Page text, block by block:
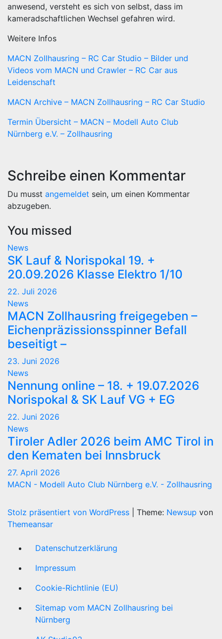
anwesend, versteht es sich von selbst, dass im
kameradschaftlichen Wechsel gefahren wird.
Weitere Infos
MACN Zollhausring – RC Car Studio – Bilder und
Videos vom MACN und Crawler – RC Car aus
Leidenschaft
MACN Archive – MACN Zollhausring – RC Car Studio
Termin Übersicht – MACN – Modell Auto Club
Nürnberg e.V. – Zollhausring
Schreibe einen Kommentar
Du musst angemeldet sein, um einen Kommentar
abzugeben.
You missed
News
SK Lauf & Norispokal 19. +
20.09.2026 Klasse Elektro 1/10
22. Juli 2026
News
MACN Zollhausring freigegeben –
Eichenpräzissionsspinner Befall
beseitigt –
23. Juni 2026
News
Nennung online – 18. + 19.07.2026
Norispokal & SK Lauf VG + EG
22. Juni 2026
News
Tiroler Adler 2026 beim AMC Tirol in
den Kematen bei Innsbruck
27. April 2026
MACN - Modell Auto Club Nürnberg e.V. - Zollhausring
Stolz präsentiert von WordPress Theme: Newsup von
Themeansar
Datenschutzerklärung
Impressum
Cookie-Richtlinie (EU)
Sitemap vom MACN Zollhausring bei
Nürnberg